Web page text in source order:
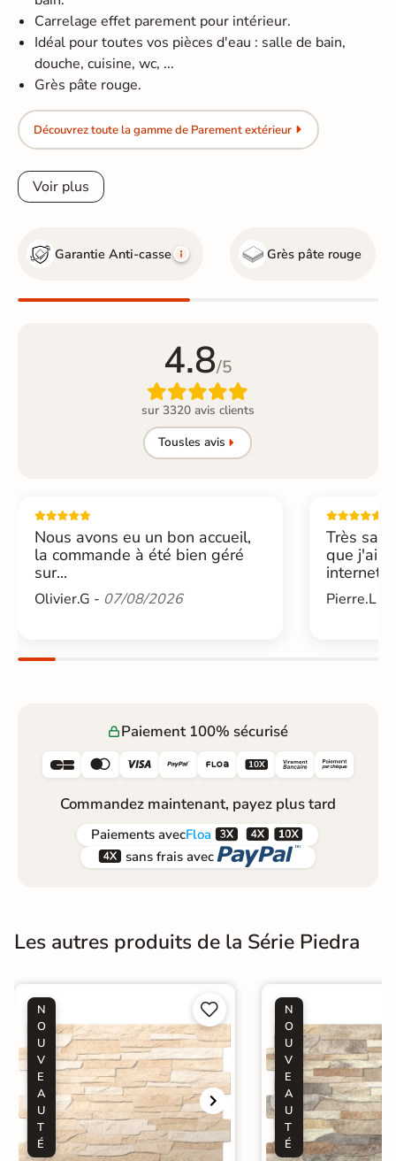
Carrelage effet parement pour intérieur.
Idéal pour toutes vos pièces d'eau : salle de bain,
douche, cuisine, wc, ...
Grès pâte rouge.
Découvrez toute la gamme de Parement extérieur
Voir plus
Garantie Anti-casse Grès pâte rouge
4.8/5

sur 3320 avis clients
Tousles avis
Nous avons eu un bon accueil,
la commande à été bien géré
sur...
Olivier.G - 07/08/2026
Très
que j'ai
internet....
Pierre.L -
Paiement 100% sécurisé
     
Commandez maintenant, payez plus tard
Paiements avecFloa  
 sans frais avec 
Les autres produits de la Série Piedra
N
O
U
V
E
A
U
T
É


N
O
U
V
E
A
U
T
É